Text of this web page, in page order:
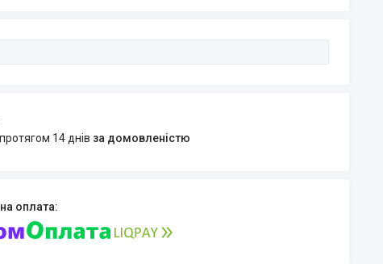
14 днів за домовленістю